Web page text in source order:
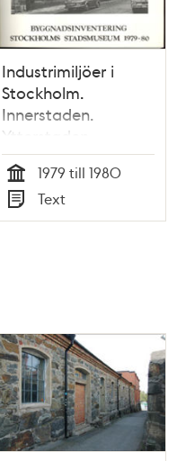
Industrimiljöer i
Stockholm.
Innerstaden.
Ytterstaden.
Flygfotografering
Tid
1979 till 1980
Typ
Text